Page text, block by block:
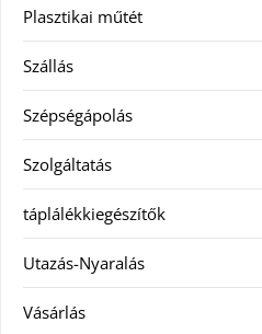
Plasztikai műtét
Szállás
Szépségápolás
Szolgáltatás
táplálékkiegészítők
Utazás-Nyaralás
Vásárlás